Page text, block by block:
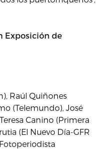
Exposición de
Raúl Quiñones
(Telemundo), José
Canino (Primera
(El Nuevo Día-GFR